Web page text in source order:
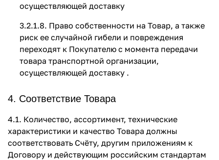
осуществляющей доставку
3.2.1.8. Право собственности на Товар, а также
риск ее случайной гибели и повреждения
переходят к Покупателю с момента передачи
товара транспортной организации,
осуществляющей доставку .
4. Соответствие Товара
4.1. Количество, ассортимент, технические
характеристики и качество Товара должны
соответствовать Счёту, другим приложениям к
Договору и действующим российским стандартам